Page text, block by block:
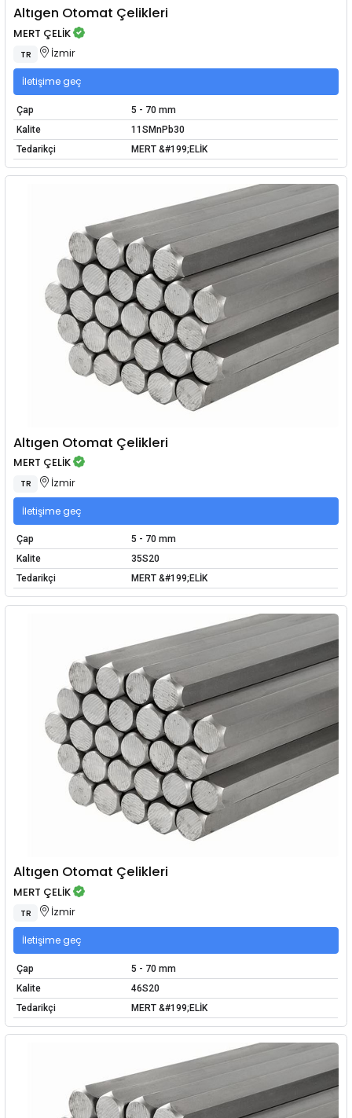
Altıgen Otomat Çelikleri
MERT ÇELİK
TR İzmir
İletişime geç
Çap
5 - 70 mm
Kalite
11SMnPb30
Tedarikçi
MERT &#199;ELİK
Altıgen Otomat Çelikleri
MERT ÇELİK
TR İzmir
İletişime geç
Çap
5 - 70 mm
Kalite
35S20
Tedarikçi
MERT &#199;ELİK
Altıgen Otomat Çelikleri
MERT ÇELİK
TR İzmir
İletişime geç
Çap
5 - 70 mm
Kalite
46S20
Tedarikçi
MERT &#199;ELİK